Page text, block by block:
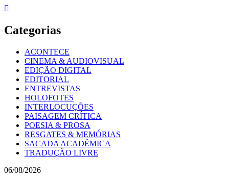
Skip
content
Categorias
ACONTECE
CINEMA & AUDIOVISUAL
EDIÇÃO DIGITAL
EDITORIAL
ENTREVISTAS
HOLOFOTES
INTERLOCUÇÕES
PAISAGEM CRÍTICA
POESIA & PROSA
RESGATES & MEMÓRIAS
SACADA ACADÊMICA
TRADUÇÃO LIVRE
06/08/2026